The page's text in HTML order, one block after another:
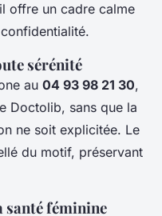
offre un cadre calme
sérénité
au 04 93 98 21 30,
Doctolib, sans que la
ne soit explicitée. Le
du motif, préservant
santé féminine